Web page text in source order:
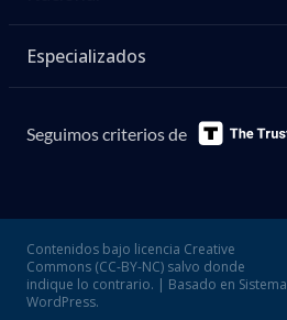
Especializados
Seguimos criterios de
Contenidos bajo licencia Creative
Commons (CC-BY-NC) salvo donde
indique lo contrario. | Basado en Sistema
WordPress.